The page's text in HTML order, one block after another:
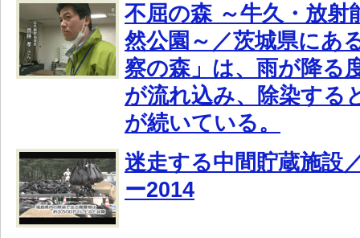
不屈の森 ～牛久・放射
然公園～／茨城県にあ
察の森」は、雨が降る
が流れ込み、除染する
が続いている。
迷走する中間貯蔵施設
ー2014